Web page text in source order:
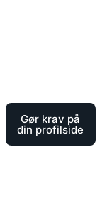
Gør krav på
din profilside